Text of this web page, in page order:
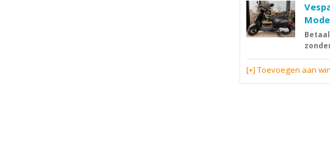
[+] Toevoegen aan